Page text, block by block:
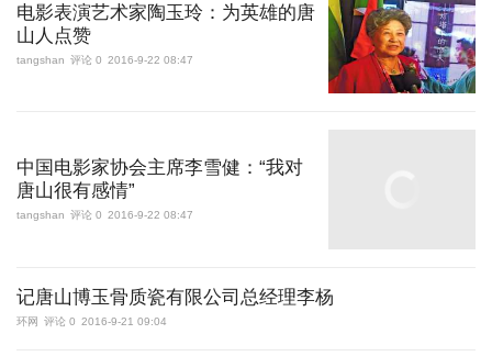
电影表演艺术家陶玉玲：为英雄的唐
山人点赞
tangshan 评论 0 2016-9-22 08:47
中国电影家协会主席李雪健：“我对
唐山很有感情”
tangshan 评论 0 2016-9-22 08:47
记唐山博玉骨质瓷有限公司总经理李杨
环网 评论 0 2016-9-21 09:04